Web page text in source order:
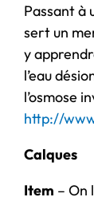
Passant à
sert un
y
l’eau
l’osmose
http://
Calques
Item – On